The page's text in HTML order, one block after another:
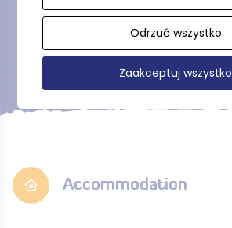
Show more
Accommodation
Odrzuć wszystko
Zaakceptuj wszystko